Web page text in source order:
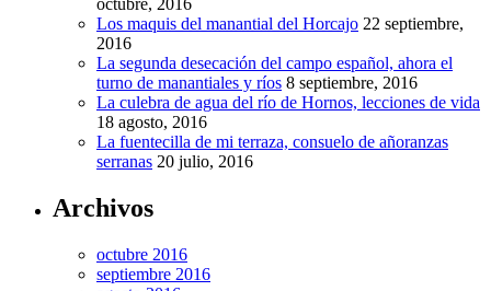
octubre, 2016
Los maquis del manantial del Horcajo 22 septiembre,
2016
La segunda desecación del campo español, ahora el
turno de manantiales y ríos 8 septiembre, 2016
La culebra de agua del río de Hornos, lecciones de vida
18 agosto, 2016
La fuentecilla de mi terraza, consuelo de añoranzas
serranas 20 julio, 2016
Archivos
octubre 2016
septiembre 2016